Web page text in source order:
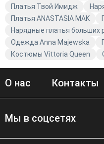
обновить свой гардероб
одеждой от Anna
найдёте платья в
подчеркнут вашу
Avaro, вы выбираете
тренды.
Платья Твой Имидж
Платья ANASTASIA MAK
Нарядные платья больших
Одежда Anna Majewska
Костюмы Vittoria Queen
О нас Контакты
Мы в соцсетях